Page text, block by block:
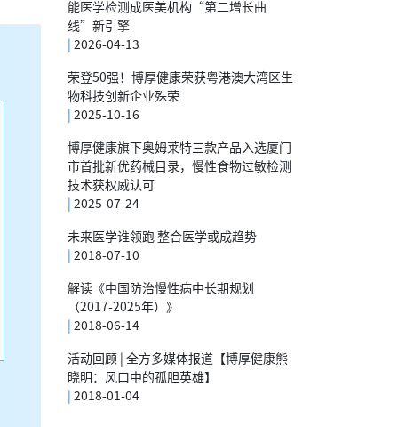
能医学检测成医美机构“第二增长曲
线”新引擎
2026-04-13
荣登50强！博厚健康荣获粤港澳大湾区生
物科技创新企业殊荣
2025-10-16
博厚健康旗下奥姆莱特三款产品入选厦门
市首批新优药械目录，慢性食物过敏检测
技术获权威认可
2025-07-24
未来医学谁领跑 整合医学或成趋势
2018-07-10
解读《中国防治慢性病中长期规划
（2017-2025年）》
2018-06-14
活动回顾 | 全方多媒体报道【博厚健康熊
晓明：风口中的孤胆英雄】
2018-01-04